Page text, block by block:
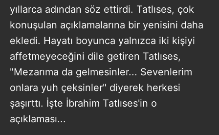
yıllarca adından söz ettirdi. Tatlıses, çok
konuşulan açıklamalarına bir yenisini daha
ekledi. Hayatı boyunca yalnızca iki kişiyi
affetmeyeceğini dile getiren Tatlıses,
"Mezarıma da gelmesinler... Sevenlerim
onlara yuh çeksinler" diyerek herkesi
şaşırttı. İşte İbrahim Tatlıses'in o
açıklaması...